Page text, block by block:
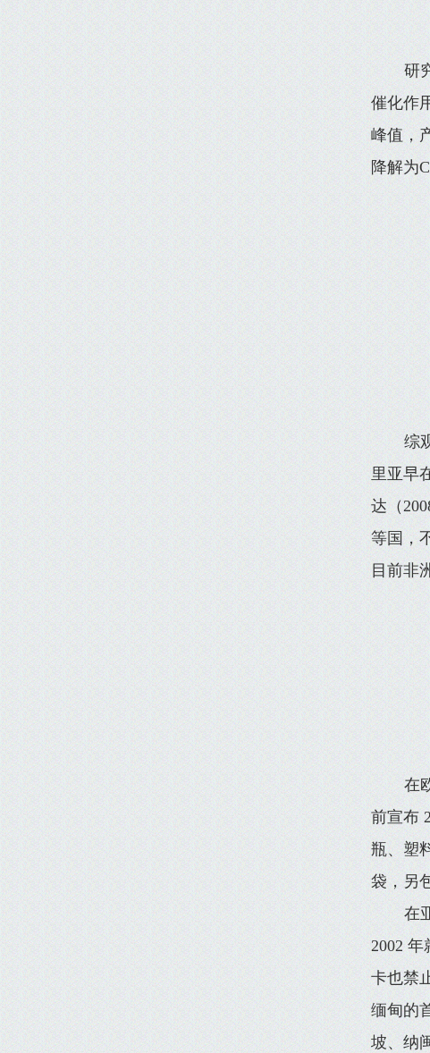
研
催化作
峰值，
降解为
综
里亚早
达（
等国，
目前非
在
前宣布
瓶、塑
袋，另
在
2002
卡也禁
缅甸的
坡、纳